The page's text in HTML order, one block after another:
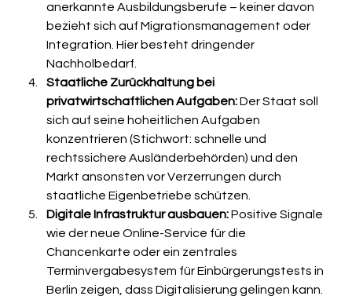
anerkannte Ausbildungsberufe – keiner davon
bezieht sich auf Migrationsmanagement oder
Integration. Hier besteht dringender
Nachholbedarf.
Staatliche Zurückhaltung bei
privatwirtschaftlichen Aufgaben: Der Staat soll
sich auf seine hoheitlichen Aufgaben
konzentrieren (Stichwort: schnelle und
rechtssichere Ausländerbehörden) und den
Markt ansonsten vor Verzerrungen durch
staatliche Eigenbetriebe schützen.
Digitale Infrastruktur ausbauen: Positive Signale
wie der neue Online-Service für die
Chancenkarte oder ein zentrales
Terminvergabesystem für Einbürgerungstests in
Berlin zeigen, dass Digitalisierung gelingen kann.